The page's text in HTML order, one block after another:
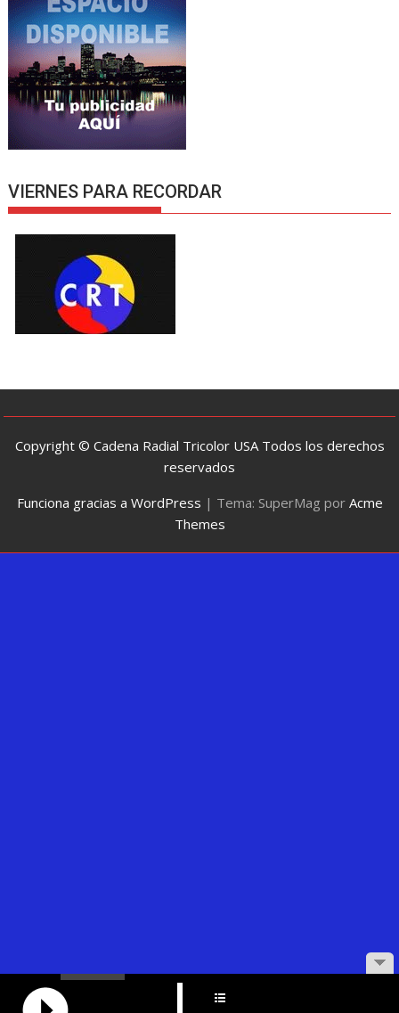
VIERNES PARA RECORDAR
Copyright © Cadena Radial Tricolor USA Todos los derechos
reservados
Funciona gracias a WordPress | Tema: SuperMag por Acme
Themes